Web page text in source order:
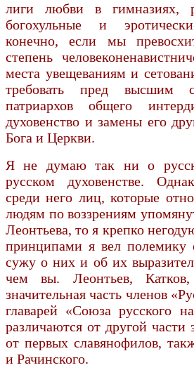
лиги любви в гимназиях,
богохульные и
конечно, если мы
степень
места увещеваниям и
требовать пред высшим
патриархов общего
духовенство и замены его
Бога и Церкви.
Я не думаю так ни о
русском духовенстве.
среди него лиц, которые
людям по воззрениям
Леонтьева, то я крепко
принципами я вел полемику
сужу о них и об их
чем вы. Леонтьев,
значительная часть членов
главарей «Союза русского
различаются от другой
от первых славянофилов,
и Рачинского.